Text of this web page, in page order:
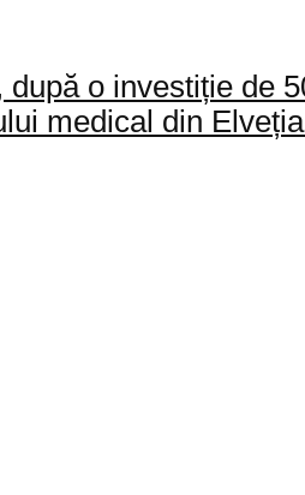
o investiție de
medical din